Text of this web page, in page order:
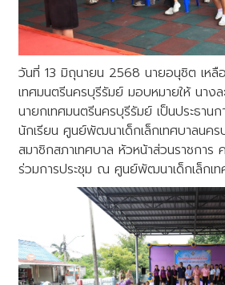
วันที่ 13 มิถุนายน 2568 นายอนุชิต เห
เทศมนตรีนครบุรีรัมย์ มอบหมายให้ นาง
นายกเทศมนตรีนครบุรีรัมย์ เป็นประธาน
นักเรียน ศูนย์พัฒนาเด็กเล็กเทศบาลนค
สมาชิกสภาเทศบาล หัวหน้าส่วนราชการ
ร่วมการประชุม ณ ศูนย์พัฒนาเด็กเล็กเท